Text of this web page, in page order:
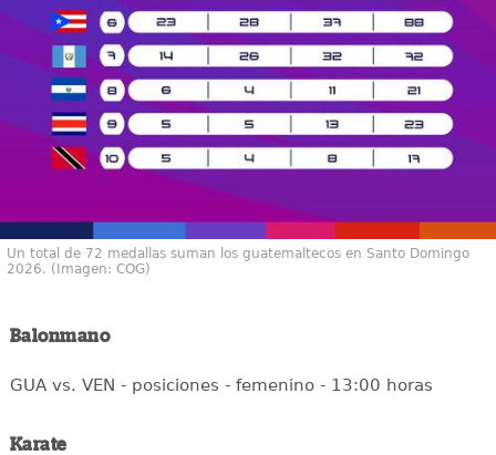
Un total de 72 medallas suman los guatemaltecos en Santo Domingo
2026. (Imagen: COG)
Balonmano
GUA vs. VEN - posiciones - femenino - 13:00 horas
Karate